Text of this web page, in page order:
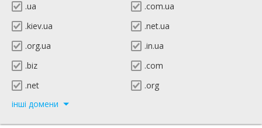
.ua
.com.ua
.kiev.ua
.net.ua
.org.ua
.in.ua
.biz
.com
.net
.org
інші домени